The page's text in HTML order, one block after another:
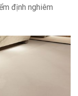
định nghiêm